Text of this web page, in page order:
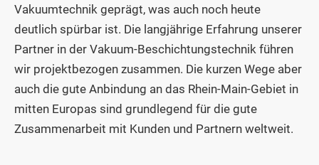
Vakuumtechnik geprägt, was auch noch heute
deutlich spürbar ist. Die langjährige Erfahrung unserer
Partner in der Vakuum-Beschichtungstechnik führen
wir projektbezogen zusammen. Die kurzen Wege aber
auch die gute Anbindung an das Rhein-Main-Gebiet in
mitten Europas sind grundlegend für die gute
Zusammenarbeit mit Kunden und Partnern weltweit.